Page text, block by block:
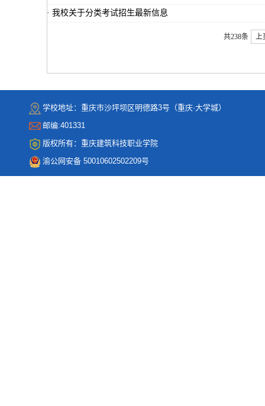
·我校关于分类考试招生最新信息
共238条 上
学校地址：重庆市沙坪坝区明德路3号（重庆·大学城）
邮编:401331
版权所有：重庆建筑科技职业学院
渝公网安备 50010602502209号